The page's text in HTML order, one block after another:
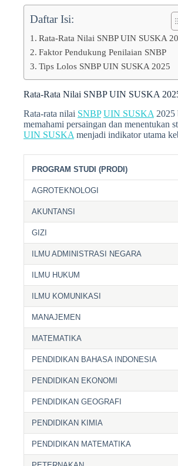
Daftar Isi:
Rata-Rata Nilai SNBP UIN SUSKA
Faktor Pendukung Penilaian SNBP
Tips Lolos SNBP UIN SUSKA 2025
Rata-Rata Nilai SNBP UIN SUSKA
Rata-rata nilai SNBP UIN SUSKA 2025
memahami persaingan dan menentukan
UIN SUSKA menjadi indikator utama
PROGRAM STUDI (PRODI)
AGROTEKNOLOGI
AKUNTANSI
GIZI
ILMU ADMINISTRASI NEGARA
ILMU HUKUM
ILMU KOMUNIKASI
MANAJEMEN
MATEMATIKA
PENDIDIKAN BAHASA INDONESIA
PENDIDIKAN EKONOMI
PENDIDIKAN GEOGRAFI
PENDIDIKAN KIMIA
PENDIDIKAN MATEMATIKA